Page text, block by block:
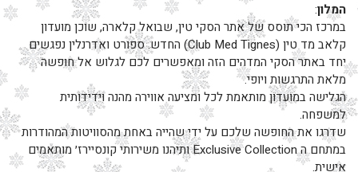
המלון:
במרכז הכי תוסס של אתר הסקי טין, שבואל קלארה, שוכן מועדון
קלאב מד טין (Club Med Tignes) החדש. ספורט ואדרנלין נפגשים
יחד באתר הסקי המדהים הזה ומאפשרים לכם לגלוש אל חופשה
מלאת התרגשות ויופי.
הגלישה במועדון מותאמת לכל ומציעה אווירה מהנה וידידותית
למשפחה.
שדרגו את החופשה שלכם על ידי שהייה באחת מהסוויטות המהודרות
במתחם ה Exclusive Collection ותיהנו משירותי קונסיירז׳ מותאמים
אישית.